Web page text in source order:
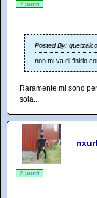
7 punti
Posted By:
non mi va di finirlo
Raramente mi sono
sola...
2 punti